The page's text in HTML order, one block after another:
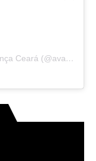
Uma publicação compartilhada por Avança Ceará (@avancaceara)